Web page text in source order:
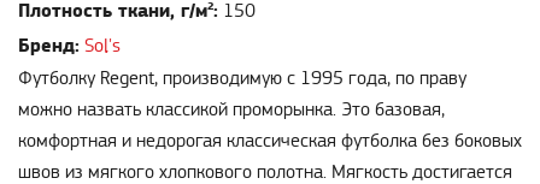
Плотность ткани, г/м²: 150
Бренд: Sol's
Футболку Regent, производимую с 1995 года, по праву
можно назвать классикой проморынка. Это базовая,
комфортная и недорогая классическая футболка без боковых
швов из мягкого хлопкового полотна. Мягкость достигается